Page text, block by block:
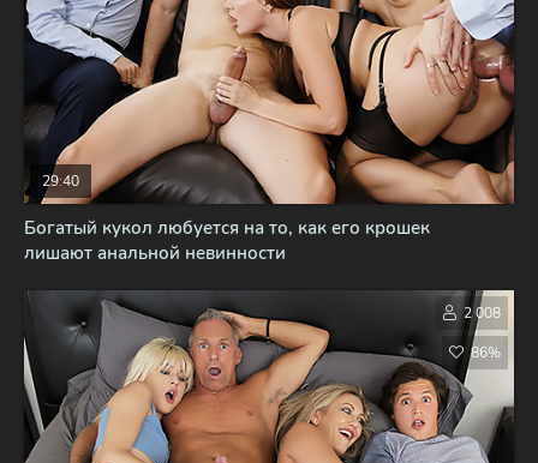
Богатый кукол любуется на то, как его крошек
лишают анальной невинности
29:40
2 008
86%